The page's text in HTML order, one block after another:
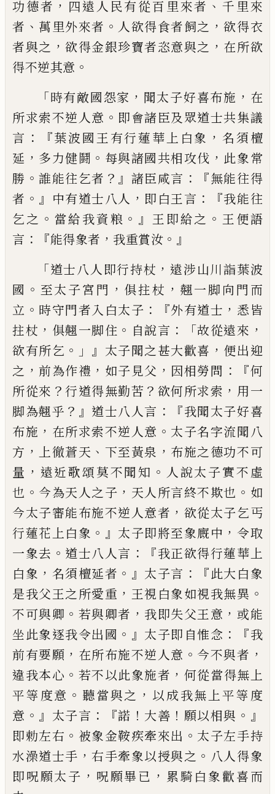
功德者 ， 四遠人民有從百里來者 、 千里來
者 、 萬里外來者 。 人欲得食者飼之 ，欲得衣
者與之 ，欲得金銀珍寶者恣意與之 ， 在所欲
得不逆其意 。
「時有敵國怨家 ， 聞太子好喜布施 ， 在
所求索不逆人意 。 即會諸臣及眾道士共集議
言 ：『葉波國王有行蓮華上白象 ， 名 須檀
延 ， 多力健鬪 。 每與諸國共相攻伐 ， 此象常
勝 。誰能往乞者 ？』 諸臣咸言 ：『無能往得
者 。』 中有道士八人 ， 即白王言 ：『我能往
乞之 。 當給我資粮 。』 王即給之 。 王便語
言 ：『能得象者 ， 我重賞汝 。』
「道士八人即行持杖 ，遠涉山川詣葉波
國 。 至太子宮門 ， 俱拄杖 ， 翹一脚向門而
立 。 時守門者入白太子 ：『外有道士 ， 悉皆
拄杖 ， 俱翹一脚住 。 自說言 ：「故從遠來 ，
欲有所乞 。」』 太子聞之甚大歡喜 ， 便出迎
之 ，前為作禮 ， 如子 見父 ， 因相勞問 ：『何
所從來 ？行道得無勤苦 ？ 欲何所求索 ， 用一
脚為翹乎 ？』 道士八人言 ： 『我聞太子好喜
布施 ， 在所求索不逆人意 。 太子名字流聞八
方 ， 上徹蒼天 、 下至黃泉 ， 布施之德功不可
量 ， 遠近歌頌莫不聞知 。 人說太子實不虛
也 。 今為天人之子 ， 天人所言終不欺也 。 如
今太子審能布施不逆人意者 ， 欲從太子乞丐
行蓮花上白象 。』 太子即將至象廐中 ，令取
一象去 。 道士八人言 ：『我正欲得行蓮華上
白象 ， 名須檀延者 。』 太子言 ：『此大白象
是我父王之所愛重 ， 王視白象如視我無異 。
不可與卿 。 若與卿者 ， 我即失父王意 ， 或能
坐此象逐我令出國 。』 太子即自惟念 ：『我
前有要願 ， 在所布施不逆人意 。 今不與者 ，
違我本心 。 若不以此象施者 ， 何從當得無 上
平等度意 。 聽當與之 ， 以成我無上平等 度
意 。』 太子言 ：『諾 ！ 大善 ！ 願以相與 。』
即勅左右 。 被象金鞍疾牽來出 。 太子左手持
水澡道士手 ，右手牽象以授與之 。 八人得象
即呪願太子 ， 呪願畢已 ， 累騎白象歡喜而